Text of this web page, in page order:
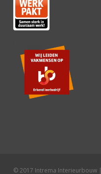
© 2017 Intrema Interieurbouw |